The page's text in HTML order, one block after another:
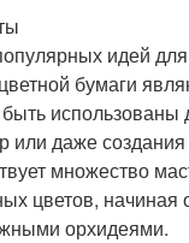
идей
бумаги
использованы
или даже
множество
цветов, начиная
орхидеями.